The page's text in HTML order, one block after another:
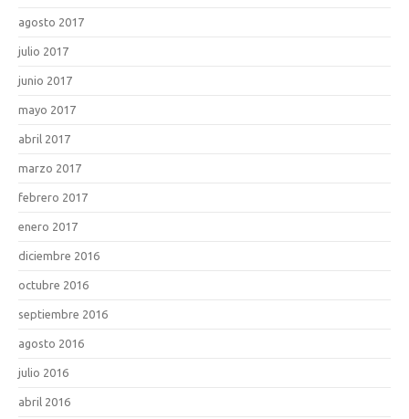
agosto 2017
julio 2017
junio 2017
mayo 2017
abril 2017
marzo 2017
febrero 2017
enero 2017
diciembre 2016
octubre 2016
septiembre 2016
agosto 2016
julio 2016
abril 2016